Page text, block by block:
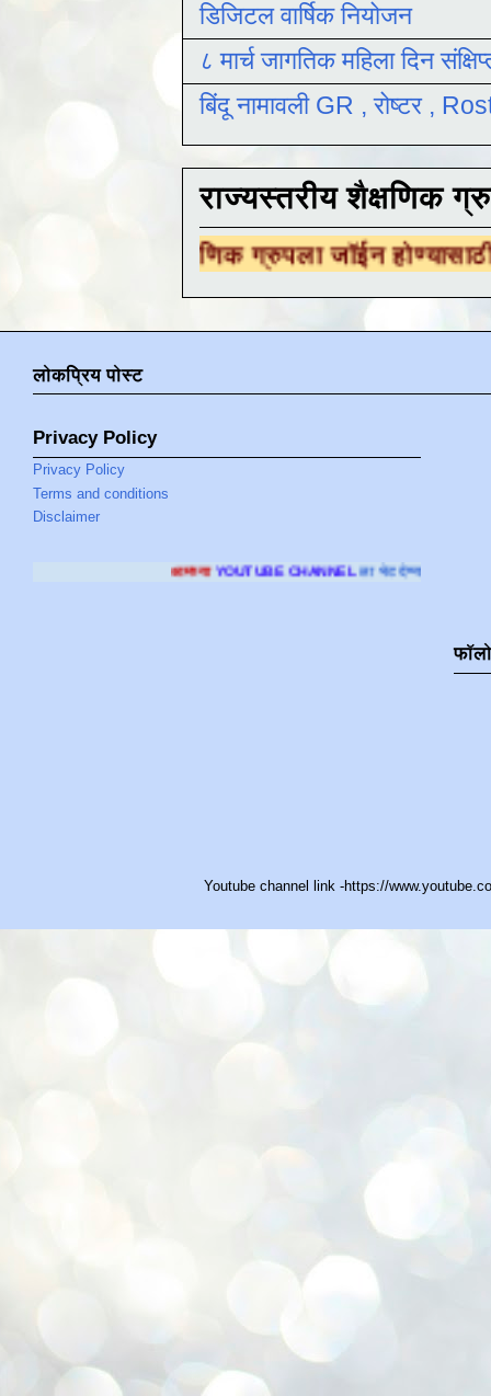
डिजिटल वार्षिक नियोजन
८ मार्च जागतिक महिला दिन
बिंदू नामावली GR , रोष्टर ,
राज्यस्तरीय शैक्षणिक
ग्रुपला जॉईन होण्यासाठीयेथे क्लिक
लोकप्रिय पोस्ट
Privacy Policy
Privacy Policy
Terms and conditions
Disclaimer
YOUTUBE CHANNELला भेट देण्यासाठी क्लिक करा.
Youtube channel link -https://